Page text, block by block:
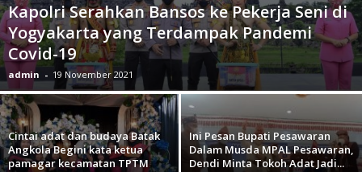
Kapolri Serahkan Bansos ke Pekerja Seni di
Yogyakarta yang Terdampak Pandemi
Covid-19
admin - 19 November 2021
Cintai adat dan budaya Batak
Angkola Begini kata ketua
pamagar kecamatan TPTM
Ini Pesan Bupati Pesawaran
Dalam Musda MPAL Pesawaran,
Dendi Minta Tokoh Adat Jadi...